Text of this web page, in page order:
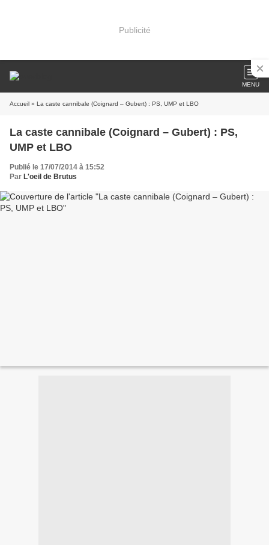
Publicité
MENU
Accueil » La caste cannibale (Coignard – Gubert) : PS, UMP et LBO
La caste cannibale (Coignard – Gubert) : PS,
UMP et LBO
Publié le 17/07/2014 à 15:52
Par L'oeil de Brutus